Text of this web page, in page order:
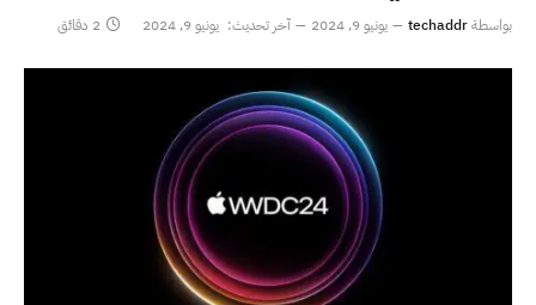
بواسطةtechaddr يونيو 9, 2024 آخر تحديث: يونيو 9, 2024 2 دقائق